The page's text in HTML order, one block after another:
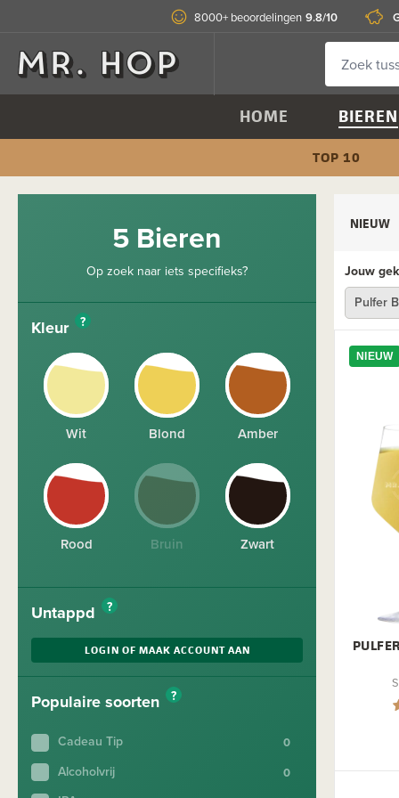
8000+ beoordelingen 9.8/10
HOME BIEREN
TOP 10
5 Bieren
Op zoek naar iets specifieks?
Kleur ?
Wit Blond Amber
Rood Bruin Zwart
Untappd ?
LOGIN OF MAAK ACCOUNT AAN
Populaire soorten ?
Cadeau Tip
Alcoholvrij
NIEUW
Jouw
Pulfer
NIEUW